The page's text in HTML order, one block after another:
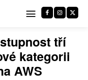
tří
kategorii
AWS